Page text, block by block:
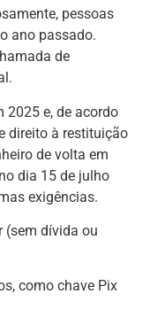
pessoas
ano passado.
de
2025 e, de acordo
direito à restituição
de volta em
dia 15 de julho
exigências.
(sem dívida ou
como chave Pix